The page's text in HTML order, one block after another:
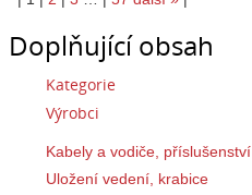
Doplňující obsah
Kategorie
Výrobci
Kabely a vodiče, příslušenství
Uložení vedení, krabice